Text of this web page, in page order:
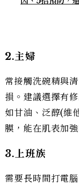
2.主婦
常接觸洗碗精與
損。建議選擇有
如甘油、泛醇(維
膜，能在肌表加
3.上班族
需要長時間打電